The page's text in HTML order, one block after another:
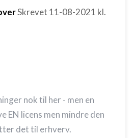
Skrevet 11-08-2021 kl.
nok til her - men en
EN licens men mindre den
det til erhverv.